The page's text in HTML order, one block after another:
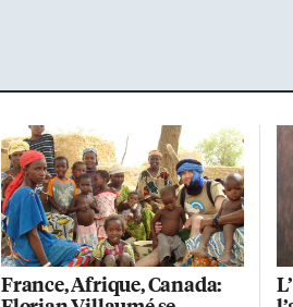
France, Afrique, Canada: